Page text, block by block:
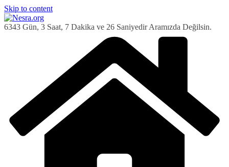
Skip to content
6343 Gün, 3 Saat, 7 Dakika ve 26 Saniyedir Aramızda Değilsin.